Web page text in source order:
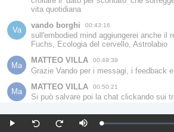
Play
Seek
Seek
Mute Loaded:
vita quotidiana
Va
vando borghi 00:43:16
sull'embodied mind aggiungerei anche il
Fuchs, Ecologia del cervello, Astrolabio
Ma
MATTEO VILLA 00:49:39
Grazie Vando per i messagi, i feedback
Ma
MATTEO VILLA 00:50:21
Si può salvare poi la chat clickando sui
vando borghi
caro Matteo, è (piacevolmente)